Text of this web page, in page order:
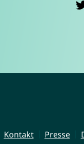
Kontakt Presse